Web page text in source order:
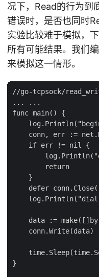
况下，Read的行为到
错误时，是否也同时
实验比较难于模拟，
所有可能结果。我们
来模拟这一情形。
//go-tcpsock/
... ...
func main() {
conn, err :=
    if err != nil {
        return
    }
defer
log.Println("dial
data :=
    conn.Write(data)
}